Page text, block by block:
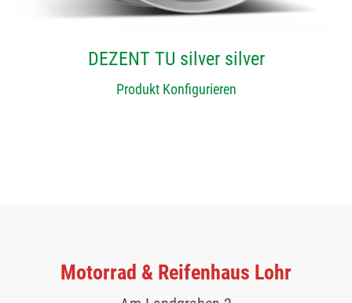
DEZENT TU silver silver
Produkt Konfigurieren
Motorrad & Reifenhaus Lohr